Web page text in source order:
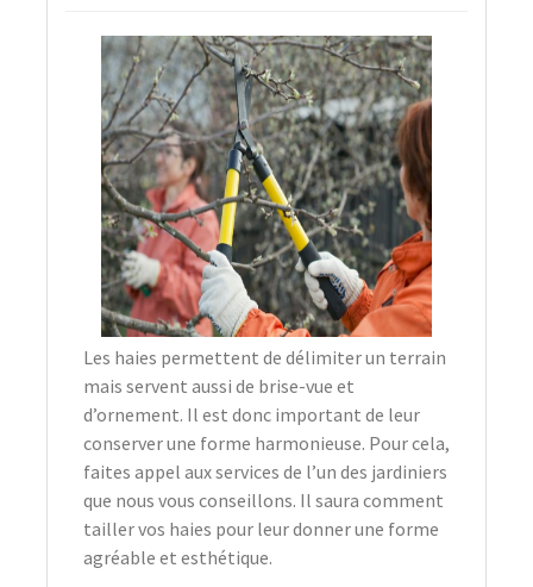
Les haies permettent de délimiter un terrain
mais servent aussi de brise-vue et
d’ornement. Il est donc important de leur
conserver une forme harmonieuse. Pour cela,
faites appel aux services de l’un des jardiniers
que nous vous conseillons. Il saura comment
tailler vos haies pour leur donner une forme
agréable et esthétique.